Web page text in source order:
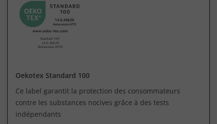
Oekotex Standard 100
Ce label garantit la protection des consommateurs
contre les substances nocives grâce à des tests
indépendants